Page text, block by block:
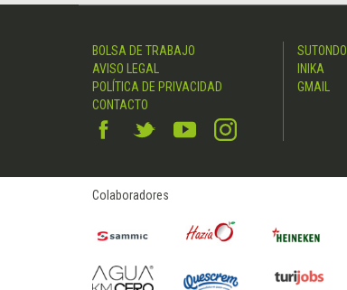
BOLSA DE TRABAJO
AVISO LEGAL
POLÍTICA DE PRIVACIDAD
CONTACTO
SUTONDO
INIKA
GMAIL
Colaboradores